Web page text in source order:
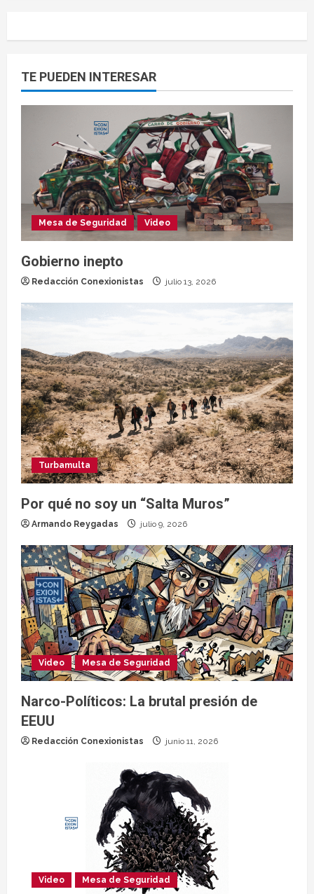
TE PUEDEN INTERESAR
Mesa de Seguridad Video
Gobierno inepto
Redacción Conexionistas julio 13, 2026
Turbamulta
Por qué no soy un “Salta Muros”
Armando Reygadas julio 9, 2026
Video Mesa de Seguridad
Narco-Políticos: La brutal presión de
EEUU
Redacción Conexionistas junio 11, 2026
Video Mesa de Seguridad